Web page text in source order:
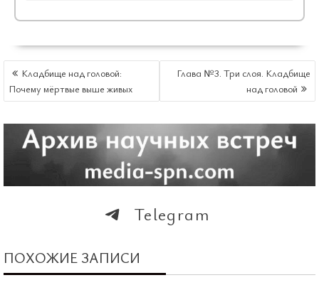
НАВИГАЦИЯ
ПО
ЗАПИСЯМ
Кладбище над головой:
Почему мёртвые выше живых
Глава №3. Три слоя. Кладбище
над головой
Telegram
ПОХОЖИЕ ЗАПИСИ